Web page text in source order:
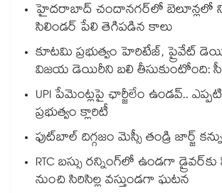
హైదరాబాద్⁪ చందానగర్⁫లో బెలూన్లలో
సిలిండర్ పేలి తెగిపడిన కాలు
కూటమి ప్రభుత్వం హెరిటేజ్, ప్రైవేట్
విజయ డెయిరీని బలి తీసుకుంటోంది:
UPI పేమెంట్లపై ఛార్జీలేం ఉండవ్..
ప్రభుత్వం క్లారిటీ
ఫుట్‎బాల్ దిగ్గజం మెస్సీ తండ్రి జార్జ్
RTC బస్సు రన్నింగ్⁫లో ఉండగా
నుంచి సిరిసిల్ల వస్తుండగా ఘటన